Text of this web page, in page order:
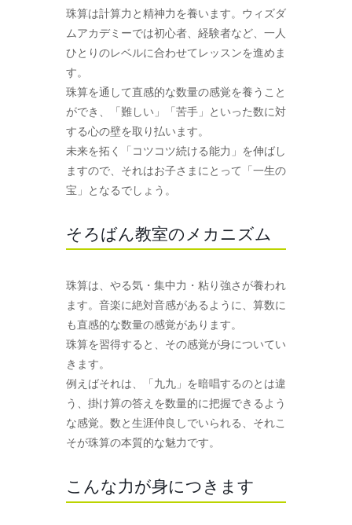
珠算は計算力と精神力を養います。ウィズダ
ムアカデミーでは初心者、経験者など、一人
ひとりのレベルに合わせてレッスンを進めま
す。
珠算を通して直感的な数量の感覚を養うこと
ができ、「難しい」「苦手」といった数に対
する心の壁を取り払います。
未来を拓く「コツコツ続ける能力」を伸ばし
ますので、それはお子さまにとって「一生の
宝」となるでしょう。
そろばん教室のメカニズム
珠算は、やる気・集中力・粘り強さが養われ
ます。音楽に絶対音感があるように、算数に
も直感的な数量の感覚があります。
珠算を習得すると、その感覚が身についてい
きます。
例えばそれは、「九九」を暗唱するのとは違
う、掛け算の答えを数量的に把握できるよう
な感覚。数と生涯仲良しでいられる、それこ
そが珠算の本質的な魅力です。
こんな力が身につきます